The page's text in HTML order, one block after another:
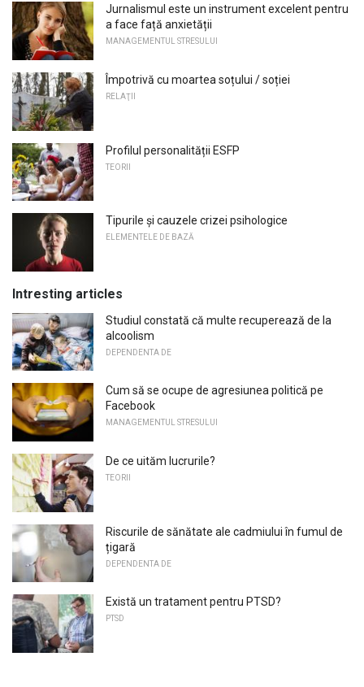
Jurnalismul este un instrument excelent pentru
a face față anxietății
MANAGEMENTUL STRESULUI
Împotrivă cu moartea soțului / soției
RELAŢII
Profilul personalității ESFP
TEORII
Tipurile și cauzele crizei psihologice
ELEMENTELE DE BAZĂ
Intresting articles
Studiul constată că multe recuperează de la
alcoolism
DEPENDENTA DE
Cum să se ocupe de agresiunea politică pe
Facebook
MANAGEMENTUL STRESULUI
De ce uităm lucrurile?
TEORII
Riscurile de sănătate ale cadmiului în fumul de
țigară
DEPENDENTA DE
Există un tratament pentru PTSD?
PTSD